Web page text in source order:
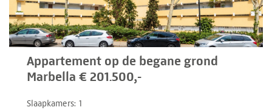
Appartement op de begane grond
Marbella € 201.500,-
Slaapkamers 1